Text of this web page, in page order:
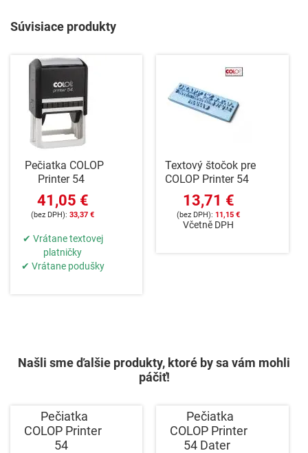
Súvisiace produkty
Pečiatka COLOP
Printer 54
41,05 €
33,37 €
✔ Vrátane textovej
platničky
✔ Vrátane podušky
Textový štočok pre
COLOP Printer 54
13,71 €
11,15 €
Včetně DPH
Našli sme ďalšie produkty, ktoré by sa vám mohli
páčiť!
Pečiatka
COLOP Printer
54
Pečiatka
COLOP Printer
54 Dater